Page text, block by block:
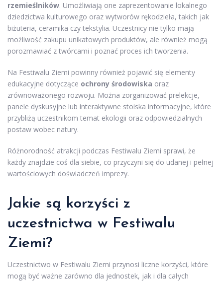
rzemieślników. Umożliwiają one zaprezentowanie lokalnego
dziedzictwa kulturowego oraz wytworów rękodzieła, takich jak
biżuteria, ceramika czy tekstylia. Uczestnicy nie tylko mają
możliwość zakupu unikatowych produktów, ale również mogą
porozmawiać z twórcami i poznać proces ich tworzenia.
Na Festiwalu Ziemi powinny również pojawić się elementy
edukacyjne dotyczące ochrony środowiska oraz
zrównoważonego rozwoju. Można zorganizować prelekcje,
panele dyskusyjne lub interaktywne stoiska informacyjne, które
przybliżą uczestnikom temat ekologii oraz odpowiedzialnych
postaw wobec natury.
Różnorodność atrakcji podczas Festiwalu Ziemi sprawi, że
każdy znajdzie coś dla siebie, co przyczyni się do udanej i pełnej
wartościowych doświadczeń imprezy.
Jakie są korzyści z
uczestnictwa w Festiwalu
Ziemi?
Uczestnictwo w Festiwalu Ziemi przynosi liczne korzyści, które
mogą być ważne zarówno dla jednostek, jak i dla całych